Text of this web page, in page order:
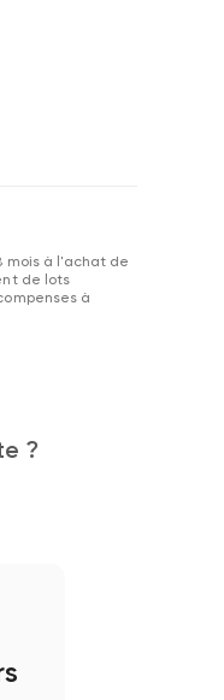
mois à l'achat de
de lots
à
?